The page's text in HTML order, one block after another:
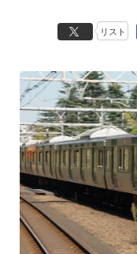
リスト